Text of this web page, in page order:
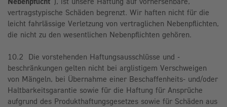
vertragstypische Schäden begrenzt. Wir haften nicht für die
leicht fahrlässige Verletzung von vertraglichen Nebenpflichten,
die nicht zu den wesentlichen Nebenpflichten gehören.
10.2 Die vorstehenden Haftungsausschlüsse und -
beschränkungen gelten nicht bei arglistigem Verschweigen
von Mängeln, bei Übernahme einer Beschaffenheits- und/oder
Haltbarkeitsgarantie sowie für die Haftung für Ansprüche
aufgrund des Produkthaftungsgesetzes sowie für Schäden aus